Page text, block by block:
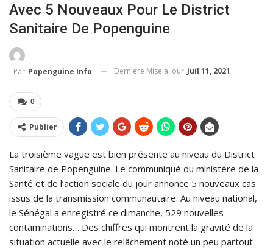
Avec 5 Nouveaux Pour Le District
Sanitaire De Popenguine
Par Popenguine Info Dernière Mise à jour Juil 11, 2021
0
Publier
La troisième vague est bien présente au niveau du District
Sanitaire de Popenguine. Le communiqué du ministère de la
Santé et de l’action sociale du jour annonce 5 nouveaux cas
issus de la transmission communautaire. Au niveau national,
le Sénégal a enregistré ce dimanche, 529 nouvelles
contaminations… Des chiffres qui montrent la gravité de la
situation actuelle avec le relâchement noté un peu partout